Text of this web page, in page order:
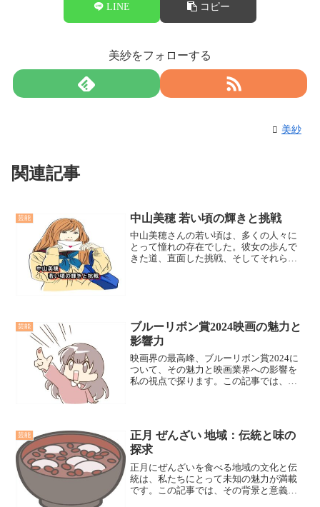
LINE コピー
美紗をフォローする
美紗
関連記事
芸能 中山美穂 若い頃の輝きと挑戦
中山美穂さんの若い頃は、多くの人々に
とって憧れの存在でした。彼女の歩んで
きた道、直面した挑戦、そしてそれらを
芸能
ブルーリボン賞2024映画の魅力と
影響力
映画界の最高峰、ブルーリボン賞2024に
ついて、その魅力と映画業界への影響を
私の視点で探ります。この記事では、賞
芸能
正月 ぜんざい 地域：伝統と味の
探求
正月にぜんざいを食べる地域の文化と伝
統は、私たちにとって未知の魅力が満載
です。この記事では、その背景と意義を